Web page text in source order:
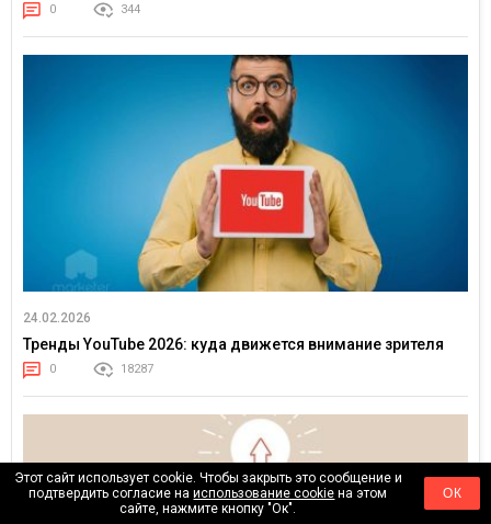
0 344
24.02.2026
Тренды YouTube 2026: куда движется внимание зрителя
0 18287
Этот сайт использует cookie. Чтобы закрыть это сообщение и
подтвердить согласие наиспользование cookie на этом
сайте, нажмите кнопку "Ок".
ОК